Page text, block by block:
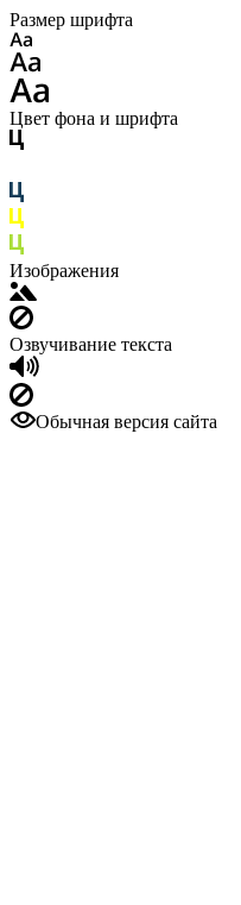
Размер шрифта
Цвет фона и шрифта
Изображения
Озвучивание текста
Обычная версия сайта